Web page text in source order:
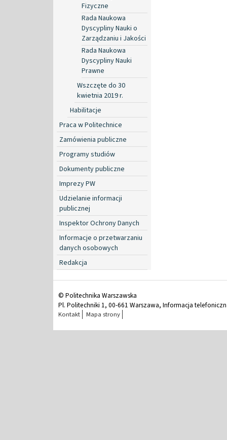
Fizyczne
Rada Naukowa
Dyscypliny Nauki o
Zarządzaniu i Jakości
Rada Naukowa
Dyscypliny Nauki
Prawne
Wszczęte do 30
kwietnia 2019 r.
Habilitacje
Praca w Politechnice
Zamówienia publiczne
Programy studiów
Dokumenty publiczne
Imprezy PW
Udzielanie informacji
publicznej
Inspektor Ochrony Danych
Informacje o przetwarzaniu
danych osobowych
Redakcja
© Politechnika Warszawska
Pl. Politechniki 1, 00-661 Warszawa, Informacja
Kontakt Mapa strony